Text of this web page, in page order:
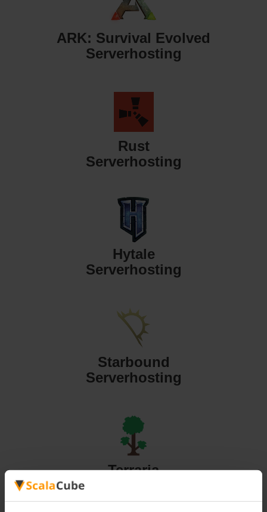
ARK: Survival Evolved
Serverhosting
Rust
Serverhosting
Hytale
Serverhosting
Starbound
Serverhosting
Terraria